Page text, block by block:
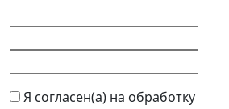
Я согласен(а) на обработку